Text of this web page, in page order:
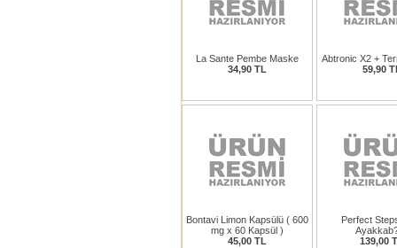
La Sante Pembe Maske
34,90 TL
Abtronic X2 +
59,90
Bontavi Limon Kapsülü ( 600
mg x 60 Kapsül )
45,00 TL
Perfect
139,00